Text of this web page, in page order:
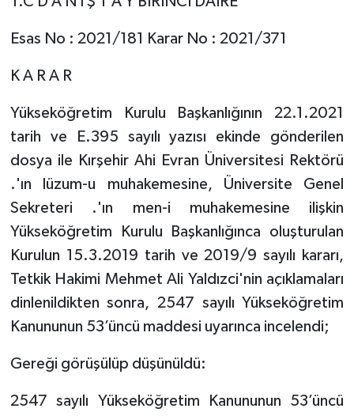
Esas No : 2021/181 Karar No : 2021/371
K A R A R
Yükseköğretim Kurulu Başkanlığının 22.1.2021
tarih ve E.395 sayılı yazısı ekinde gönderilen
dosya ile Kırşehir Ahi Evran Üniversitesi Rektörü
.'ın lüzum-u muhakemesine, Üniversite Genel
Sekreteri .'ın men-i muhakemesine ilişkin
Yükseköğretim Kurulu Başkanlığınca oluşturulan
Kurulun 15.3.2019 tarih ve 2019/9 sayılı kararı,
Tetkik Hakimi Mehmet Ali Yaldızci'nin açıklamaları
dinlenildikten sonra, 2547 sayılı Yükseköğretim
Kanununun 53’üncü maddesi uyarınca incelendi;
Gereği görüşülüp düşünüldü:
2547 sayılı Yükseköğretim Kanununun 53’üncü